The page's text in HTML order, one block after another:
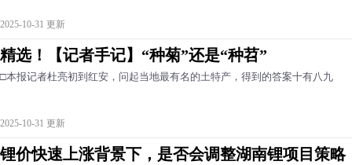
2025-10-31 更新
精选！【记者手记】“种菊”还是“种苕”
□本报记者杜亮初到红安，问起当地最有名的土特产，得到的答案十有八九
2025-10-31 更新
锂价快速上涨背景下，是否会调整湖南锂项目策略